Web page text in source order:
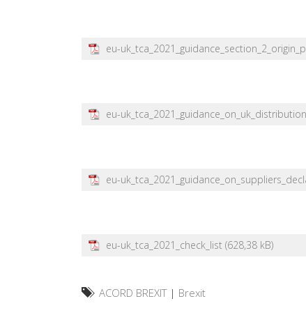
eu-
eu-
eu-
eu-uk_tca_2021_check_list
ACORD BREXIT| Brexit